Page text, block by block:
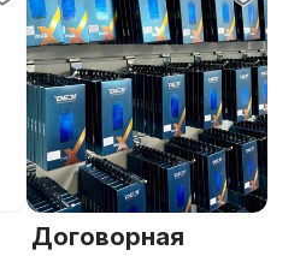
Договорная